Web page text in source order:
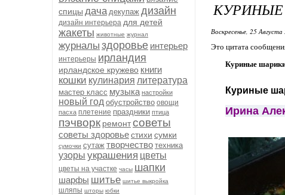
спицы дача декупаж дизайн
дизайн интерьера для детей
жакеты животные журнал
журналы здоровье интерьер
интерьеры ирландия
ирландское кружево книги
кошки кулинария литература
мастер класс музыка настройки
новый год обустройство овощи
пасха плетение праздники птица
пэчворк ремонтсоветы
советы здоровьестихи сумки
сумочки сутаж творчество техника
узоры украшения цветы
цветы на участке часы шапки
шарфы шитье шитье выкройка
шляпы шторы юбки
Воскресенье, 25
Это цитата
Куриные шарики
Куриные
Ирина